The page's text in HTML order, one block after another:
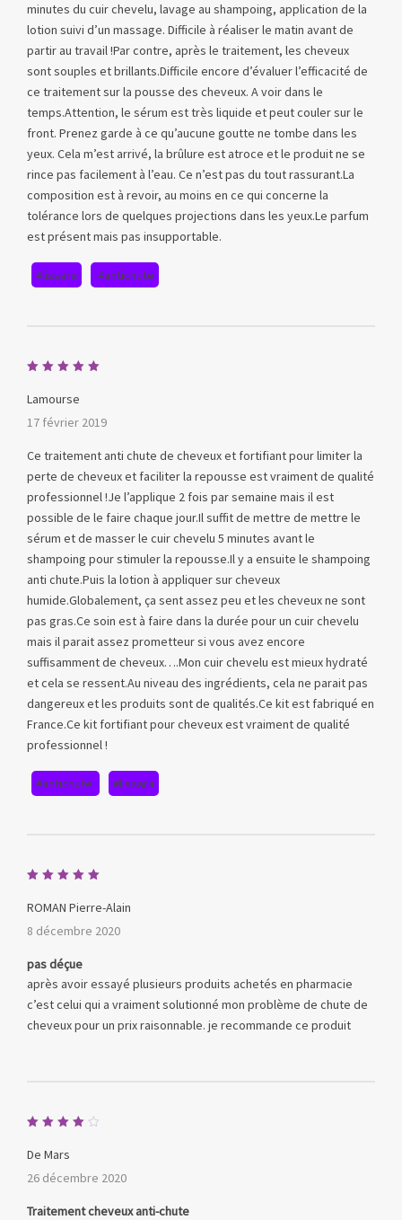
minutes du cuir chevelu, lavage au shampoing, application de la
lotion suivi d’un massage. Difficile à réaliser le matin avant de
partir au travail !Par contre, après le traitement, les cheveux
sont souples et brillants.Difficile encore d’évaluer l’efficacité de
ce traitement sur la pousse des cheveux. A voir dans le
temps.Attention, le sérum est très liquide et peut couler sur le
front. Prenez garde à ce qu’aucune goutte ne tombe dans les
yeux. Cela m’est arrivé, la brûlure est atroce et le produit ne se
rince pas facilement à l’eau. Ce n’est pas du tout rassurant.La
composition est à revoir, au moins en ce qui concerne la
tolérance lors de quelques projections dans les yeux.Le parfum
est présent mais pas insupportable.
#lissara #antichute
Lamourse
17 février 2019
Ce traitement anti chute de cheveux et fortifiant pour limiter la
perte de cheveux et faciliter la repousse est vraiment de qualité
professionnel !Je l’applique 2 fois par semaine mais il est
possible de le faire chaque jour.Il suffit de mettre de mettre le
sérum et de masser le cuir chevelu 5 minutes avant le
shampoing pour stimuler la repousse.Il y a ensuite le shampoing
anti chute.Puis la lotion à appliquer sur cheveux
humide.Globalement, ça sent assez peu et les cheveux ne sont
pas gras.Ce soin est à faire dans la durée pour un cuir chevelu
mais il parait assez prometteur si vous avez encore
suffisamment de cheveux….Mon cuir chevelu est mieux hydraté
et cela se ressent.Au niveau des ingrédients, cela ne parait pas
dangereux et les produits sont de qualités.Ce kit est fabriqué en
France.Ce kit fortifiant pour cheveux est vraiment de qualité
professionnel !
#antichute #lissara
ROMAN Pierre-Alain
8 décembre 2020
pas déçue
après avoir essayé plusieurs produits achetés en pharmacie
c’est celui qui a vraiment solutionné mon problème de chute de
cheveux pour un prix raisonnable. je recommande ce produit
De Mars
26 décembre 2020
Traitement cheveux anti-chute